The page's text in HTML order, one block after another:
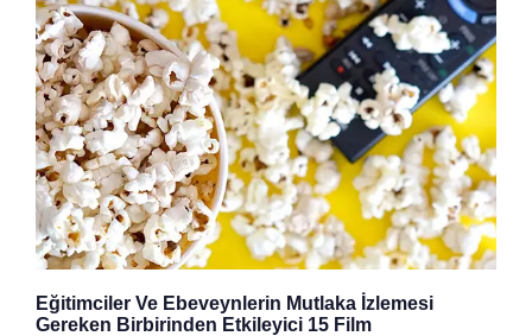
Eğitimciler Ve Ebeveynlerin Mutlaka İzlemesi
Gereken Birbirinden Etkileyici 15 Film